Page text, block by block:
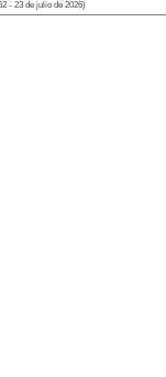
- 23 de julio de 2026)